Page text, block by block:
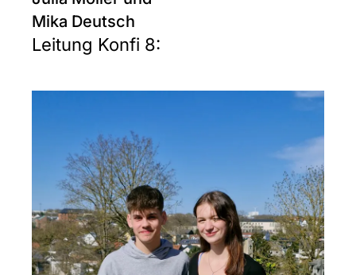
Mika Deutsch
Leitung Konfi 8: